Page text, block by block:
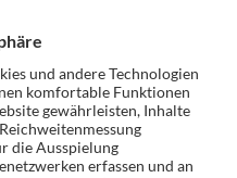
Media